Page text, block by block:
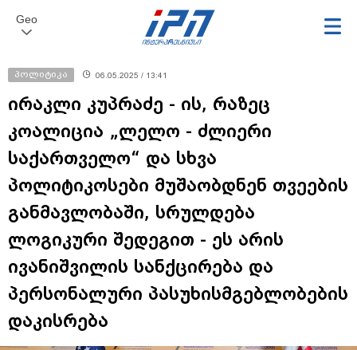
Geo
პოლიტიკა 06.05.2025 / 13:41
ირაკლი კუპრაძე - ის, რაზეც
კოალიცია „ლელო - ძლიერი
საქართველო“ და სხვა
პოლიტიკოსები მუშაობდნენ თვეების
განმავლობაში, სრულდება
ლოგიკური შედეგით - ეს არის
ივანიშვილის სანქცირება და
პერსონალური პასუხისმგებლობების
დაკისრება